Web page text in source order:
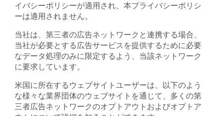
イバシーポリシーが適用され、本プライバシーポリシ
ーは適用されません。
当社は、第三者の広告ネットワークと連携する場合、
当社が必要とする広告サービスを提供するために必要
なデータ処理のみに限定するよう、当該ネットワーク
に要求しています。
米国に所在するウェブサイトユーザーは、以下のよう
な様々な業界団体のウェブサイトを通じて、多くの第
三者広告ネットワークのオプトアウトおよびオプトア